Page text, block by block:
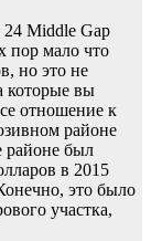
24 Middle Gap
пор мало что
но это не
которые вы
отношение к
районе
районе был
в 2015
это было
участка,